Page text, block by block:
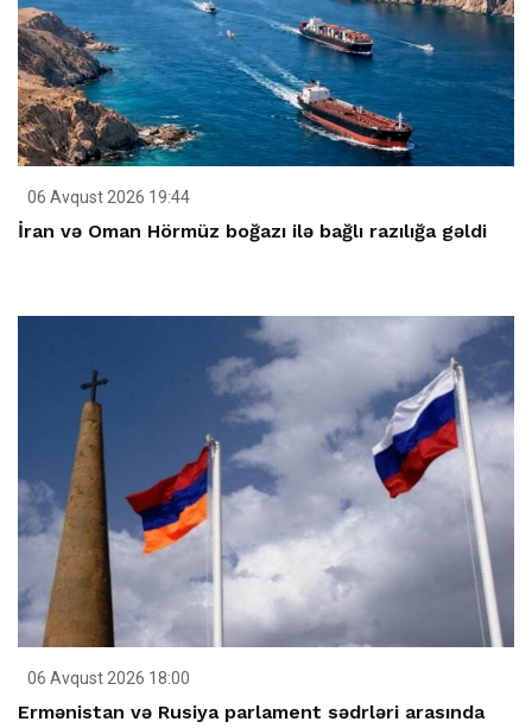
06 Avqust 2026 19:44
İran və Oman Hörmüz boğazı ilə bağlı razılığa gəldi
06 Avqust 2026 18:00
Ermənistan və Rusiya parlament sədrləri arasında